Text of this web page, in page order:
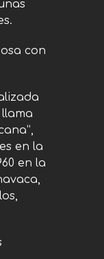
con
en la
en la